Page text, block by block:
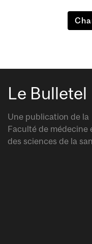
Le Bulletel
Une publication de la
Faculté de médecine
des sciences de la